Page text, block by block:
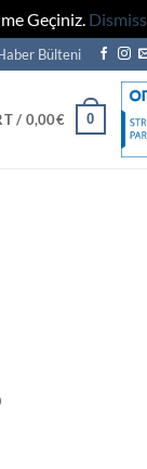
Geçiniz. Dismiss
Bülteni
/ 0,00€ 0